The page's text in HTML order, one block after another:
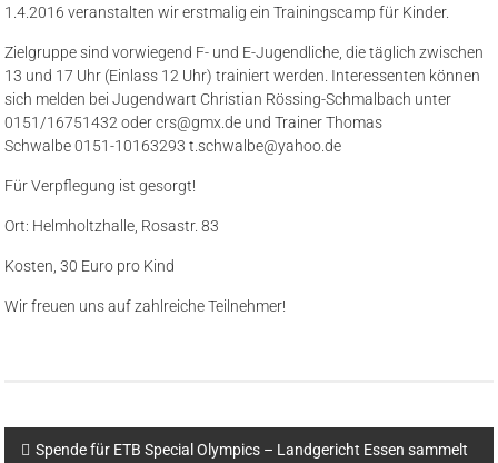
1.4.2016 veranstalten wir erstmalig ein Trainingscamp für Kinder.
Zielgruppe sind vorwiegend F- und E-Jugendliche, die täglich zwischen
13 und 17 Uhr (Einlass 12 Uhr) trainiert werden. Interessenten können
sich melden bei Jugendwart Christian Rössing-Schmalbach unter
0151/16751432 oder crs@gmx.de und Trainer Thomas
Schwalbe 0151-10163293 t.schwalbe@yahoo.de
Für Verpflegung ist gesorgt!
Ort: Helmholtzhalle, Rosastr. 83
Kosten, 30 Euro pro Kind
Wir freuen uns auf zahlreiche Teilnehmer!
Spende für ETB Special Olympics – Landgericht Essen sammelt